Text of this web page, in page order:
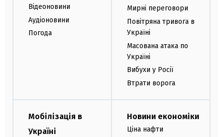
Відеоновини
Аудіоновини
Погода
Мирні переговори
Повітряна тривога в
Україні
Масована атака по
Україні
Вибухи у Росії
Втрати ворога
Мобілізація в
Україні
Новини економіки
Ціна нафти